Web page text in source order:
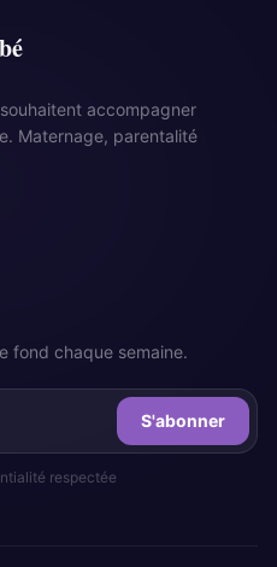
accompagner
Maternage, parentalité
fond chaque semaine.
S'abonner
respectée